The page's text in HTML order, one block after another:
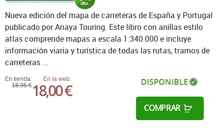
En tienda:
18,95 €
En la web:
18,00 € DISPONIBLE
COMPRAR
Nueva edición del mapa de carreteras de España y Portugal
publicado por Anaya Touring. Este libro con anillas estilo
atlas comprende mapas a escala 1:340.000 e incluye
información viaria y turística de todas las rutas, tramos de
carreteras ...